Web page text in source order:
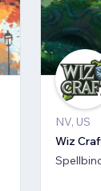
NV, US
Wiz